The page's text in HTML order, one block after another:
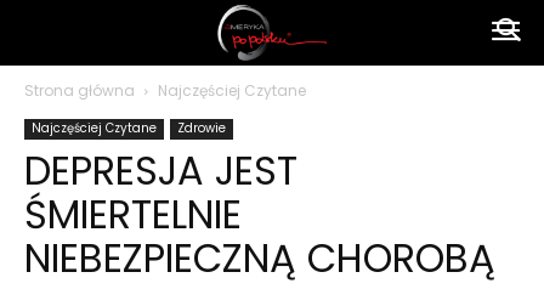
polsku
Strona główna Najczęściej Czytane
Najczęściej Czytane Zdrowie
DEPRESJA JEST
ŚMIERTELNIE
NIEBEZPIECZNĄ CHOROBĄ